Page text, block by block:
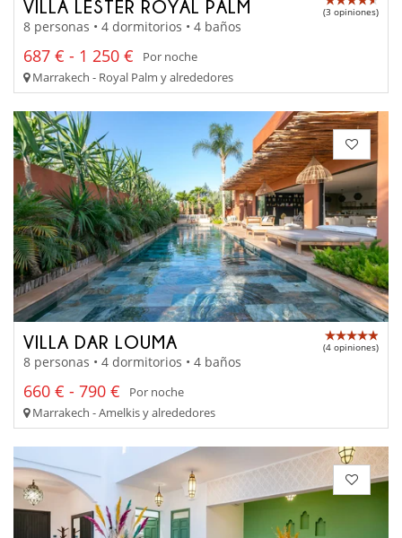
VILLA LESTER ROYAL PALM (3 opiniones)
8 personas • 4 dormitorios • 4 baños
687 € - 1 250 €
Por noche
Marrakech - Royal Palm y alrededores
VILLA DAR LOUMA (4 opiniones)
8 personas • 4 dormitorios • 4 baños
660 € - 790 €
Por noche
Marrakech - Amelkis y alrededores